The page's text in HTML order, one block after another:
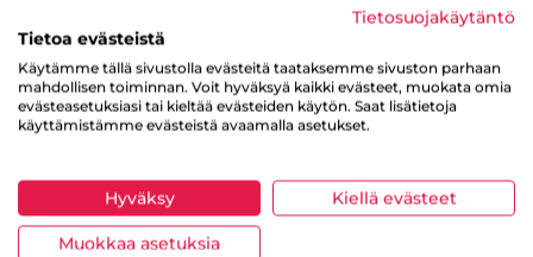
0.3 g
Hiilihydraatteja 9.5 g
josta sokereita
Proteiinia 3.8 g
Suolaa
Tietosuojakäytäntö
Tietoa evästeistä
Käytämme tällä sivustolla evästeitä taataksemme sivuston parhaan
mahdollisen toiminnan. Voit hyväksyä kaikki evästeet, muokata omia
evästeasetuksiasi tai kieltää evästeiden käytön. Saat lisätietoja
käyttämistämme evästeistä avaamalla asetukset.
Hyväksy Kiellä evästeet
Muokkaa asetuksia